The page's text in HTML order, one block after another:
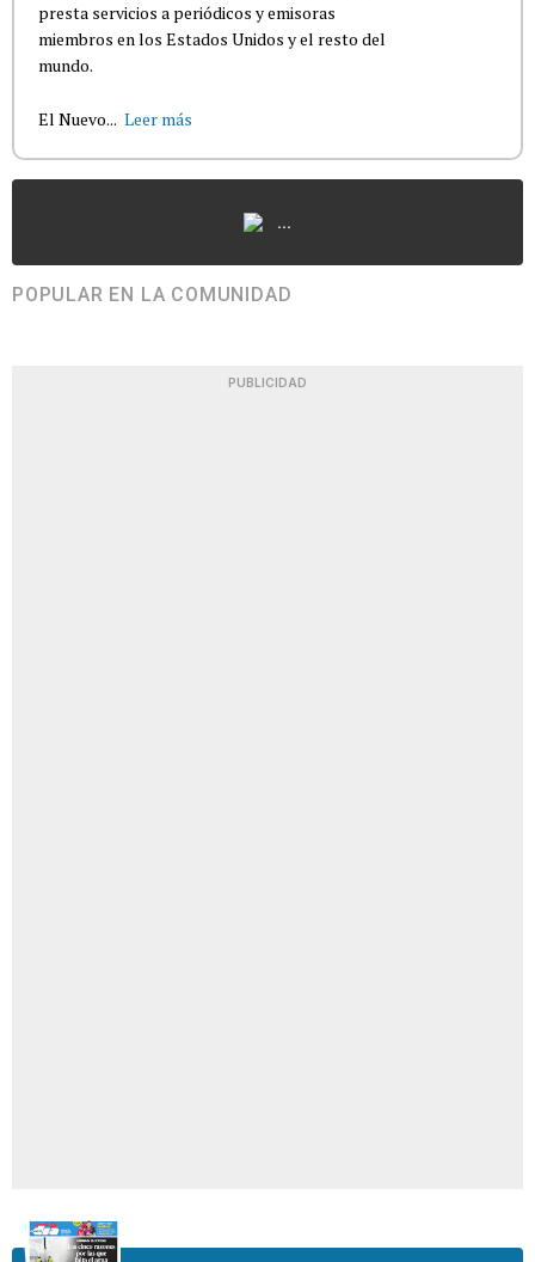
presta servicios a periódicos y emisoras
miembros en los Estados Unidos y el resto del
mundo.
El Nuevo... Leer más
...
POPULAR EN LA COMUNIDAD
PUBLICIDAD